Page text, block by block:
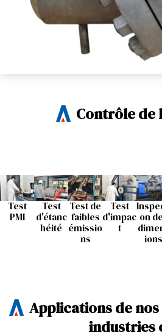
Contrôle de
Test
PMI
Test
d'étanc
héité
Test de
faibles
émissio
ns
Test
d'impac
t
on
ions
Applications de
industries